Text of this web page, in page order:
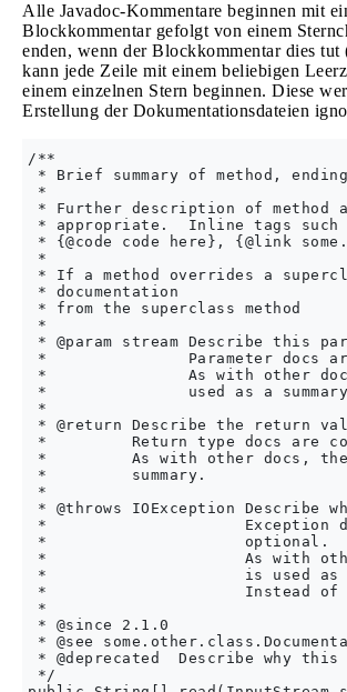
Alle Javadoc-Kommentare beginnen mit
Blockkommentar gefolgt von einem
enden, wenn der Blockkommentar dies tut
kann jede Zeile mit einem beliebigen
einem einzelnen Stern beginnen. Diese
Erstellung der Dokumentationsdateien
/**
* Brief summary of method,
*
* Further description of method
* appropriate.  Inline tags such
* {@code code here}, {@link
*
* If a method overrides a
* documentation
* from the superclass method
*
* @param stream Describe this
*               Parameter docs
*               As with other
*               used as a
*
* @return Describe the return
*         Return type docs are
*         As with other docs, the
*         summary.
*
* @throws IOException Describe
*                     Exception
*                     optional.
*                     As with other
*                     is used as a
*                     Instead of
*
* @since 2.1.0
* @see
* @deprecated  Describe why
*/